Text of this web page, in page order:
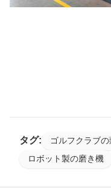
タグ:
ゴルフクラブ
ロボット製の磨き機